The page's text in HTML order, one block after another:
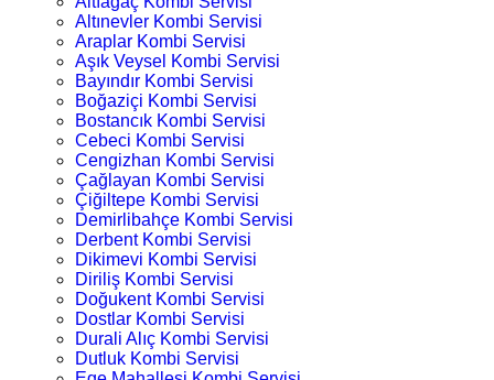
Altınevler Kombi Servisi
Araplar Kombi Servisi
Aşık Veysel Kombi Servisi
Bayındır Kombi Servisi
Boğaziçi Kombi Servisi
Bostancık Kombi Servisi
Cebeci Kombi Servisi
Cengizhan Kombi Servisi
Çağlayan Kombi Servisi
Çiğiltepe Kombi Servisi
Demirlibahçe Kombi Servisi
Derbent Kombi Servisi
Dikimevi Kombi Servisi
Diriliş Kombi Servisi
Doğukent Kombi Servisi
Dostlar Kombi Servisi
Durali Alıç Kombi Servisi
Dutluk Kombi Servisi